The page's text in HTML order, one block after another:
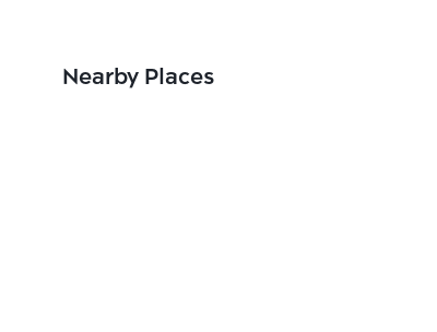
Nearby Places